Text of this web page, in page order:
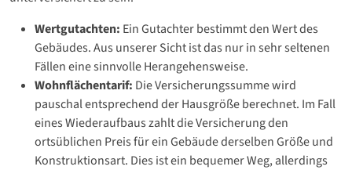
Wertgutachten: Ein Gutachter bestimmt den Wert des
Gebäudes. Aus unserer Sicht ist das nur in sehr seltenen
Fällen eine sinnvolle Herangehensweise.
Wohnflächentarif: Die Versicherungssumme wird
pauschal entsprechend der Hausgröße berechnet. Im Fall
eines Wiederaufbaus zahlt die Versicherung den
ortsüblichen Preis für ein Gebäude derselben Größe und
Konstruktionsart. Dies ist ein bequemer Weg, allerdings